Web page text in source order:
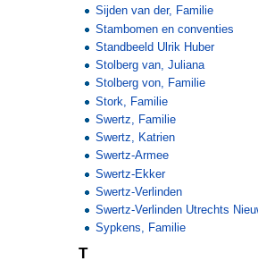
Sijden van der, Familie
Stambomen en conventies
Standbeeld Ulrik Huber
Stolberg van, Juliana
Stolberg von, Familie
Stork, Familie
Swertz, Familie
Swertz, Katrien
Swertz-Armee
Swertz-Ekker
Swertz-Verlinden
Swertz-Verlinden Utrechts
Sypkens, Familie
T